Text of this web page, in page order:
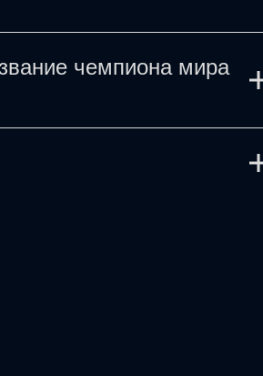
чемпиона мира по боксу в
Великобритания.
чемпиона мира
Дюбуа начинается
увидите точную цену и